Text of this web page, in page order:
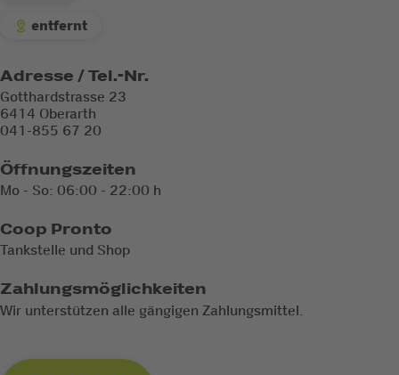
entfernt
Adresse / Tel.-Nr.
Gotthardstrasse 23
6414 Oberarth
041-855 67 20
Öffnungszeiten
Mo - So: 06:00 - 22:00 h
Coop Pronto
Tankstelle und Shop
Zahlungsmöglichkeiten
Wir unterstützen alle gängigen Zahlungsmittel.